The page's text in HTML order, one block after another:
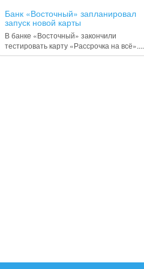
Банк «Восточный» запланировал
запуск новой карты
В банке «Восточный» закончили
тестировать карту «Рассрочка на всё»....